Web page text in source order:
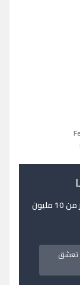
مع البرنامج العربي الاشهر على الاطلاق وبأكثر من 10 مليون
تعشق